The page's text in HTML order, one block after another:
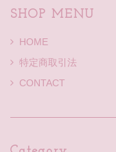
SHOP MENU
HOME
特定商取引法
CONTACT